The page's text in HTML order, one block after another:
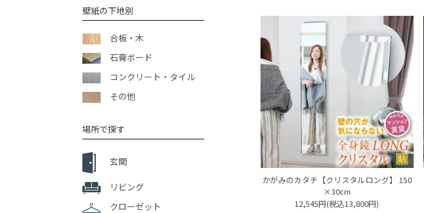
かがみのカタチ【クリスタルロング】 150
×30cm
12,545円(税込13,800円)
壁紙の下地別
合板・木
石膏ボード
コンクリート・タイル
その他
場所で探す
玄関
リビング
クローゼット